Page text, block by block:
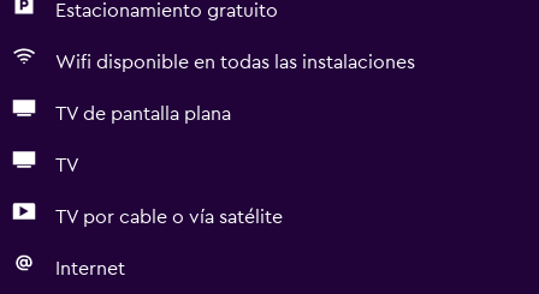
Estacionamiento gratuito
Wifi disponible en todas las instalaciones
TV de pantalla plana
TV
TV por cable o vía satélite
Internet